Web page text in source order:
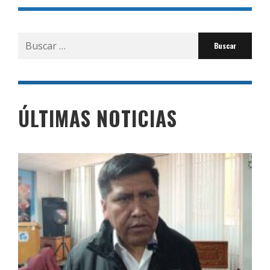
Buscar
por:
ÚLTIMAS NOTICIAS